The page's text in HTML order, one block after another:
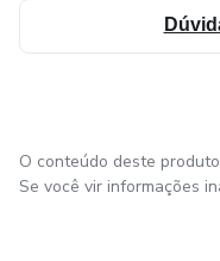
O conteúdo deste
Se você vir informações